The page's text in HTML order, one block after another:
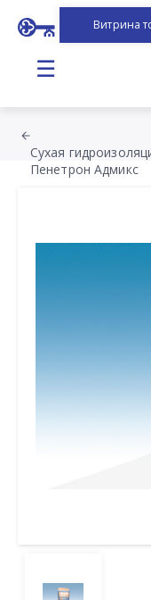
Витрина
☰
Сухая
Пенетрон Адмикс